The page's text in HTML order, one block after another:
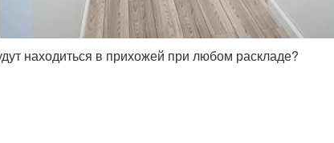
находиться в прихожей при любом раскладе?